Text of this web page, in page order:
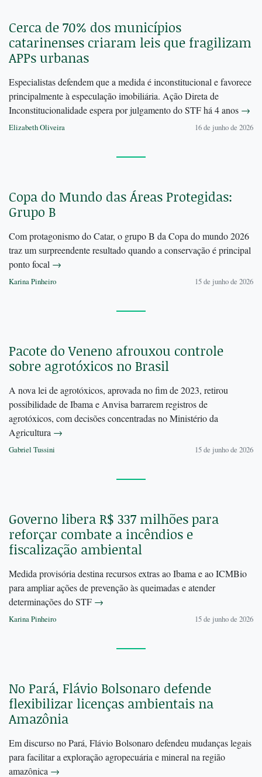
Cerca de 70% dos municípios
catarinenses criaram leis que fragilizam
APPs urbanas
Especialistas defendem que a medida é inconstitucional e favorece
principalmente à especulação imobiliária. Ação Direta de
Inconstitucionalidade espera por julgamento do STF há 4 anos →
Elizabeth Oliveira 16 de junho de 2026
Copa do Mundo das Áreas Protegidas:
Grupo B
Com protagonismo do Catar, o grupo B da Copa do mundo 2026
traz um surpreendente resultado quando a conservação é principal
ponto focal →
Karina Pinheiro 15 de junho de 2026
Pacote do Veneno afrouxou controle
sobre agrotóxicos no Brasil
A nova lei de agrotóxicos, aprovada no fim de 2023, retirou
possibilidade de Ibama e Anvisa barrarem registros de
agrotóxicos, com decisões concentradas no Ministério da
Agricultura →
Gabriel Tussini 15 de junho de 2026
Governo libera R$ 337 milhões para
reforçar combate a incêndios e
fiscalização ambiental
Medida provisória destina recursos extras ao Ibama e ao ICMBio
para ampliar ações de prevenção às queimadas e atender
determinações do STF →
Karina Pinheiro 15 de junho de 2026
No Pará, Flávio Bolsonaro defende
flexibilizar licenças ambientais na
Amazônia
Em discurso no Pará, Flávio Bolsonaro defendeu mudanças legais
para facilitar a exploração agropecuária e mineral na região
amazônica →